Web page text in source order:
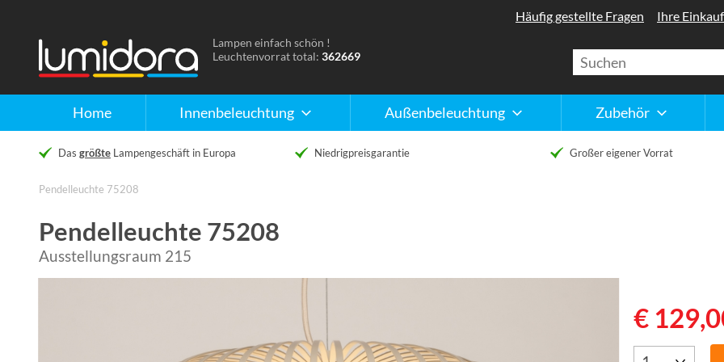
Home Innenbeleuchtung Außenbeleuchtung Zubehör
Häufig gestellte Fragen Ihre
Naar
de
Lampen einfach schön !
Leuchtenvorrat total: 362669
Das größte Lampengeschäft in Europa Niedrigpreisgarantie Großer eigener Vorrat
Pendelleuchte 75208
Pendelleuchte 75208
Ausstellungsraum 215
€